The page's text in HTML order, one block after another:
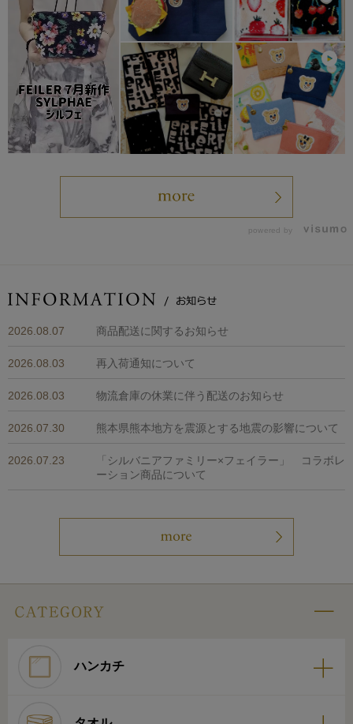
powered by
2026.08.07 商品配送に関するお知らせ
2026.08.03 再入荷通知について
2026.08.03 物流倉庫の休業に伴う配送のお知らせ
2026.07.30 熊本県熊本地方を震源とする地震の影響について
2026.07.23
「シルバニアファミリー×フェイラー」 コラボレ
ーション商品について
ハンカチ